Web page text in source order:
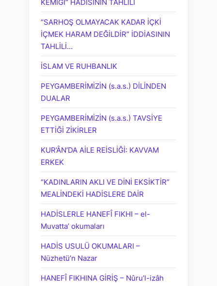
KEMİĞİ” HADİSİNİN TAHLİLİ
“SARHOŞ OLMAYACAK KADAR İÇKİ
İÇMEK HARAM DEĞİLDİR” İDDİASININ
TAHLİLİ…
İSLAM VE RUHBANLIK
PEYGAMBERİMİZİN (s.a.s.) DİLİNDEN
DUALAR
PEYGAMBERİMİZİN (s.a.s.) TAVSİYE
ETTİĞİ ZİKİRLER
KUR’ÂN’DA AİLE REİSLİĞİ: KAVVAM
ERKEK
“KADINLARIN AKLI VE DİNİ EKSİKTİR”
MEALİNDEKİ HADİSLERE DAİR
HADİSLERLE HANEFÎ FIKHI – el-
Muvatta’ okumaları
HADİS USULÜ OKUMALARI –
Nüzhetü’n Nazar
HANEFÎ FIKHINA GİRİŞ – Nûru’l-izâh